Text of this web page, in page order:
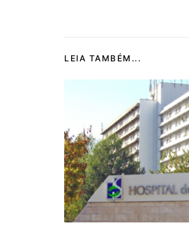
LEIA TAMBÉM...